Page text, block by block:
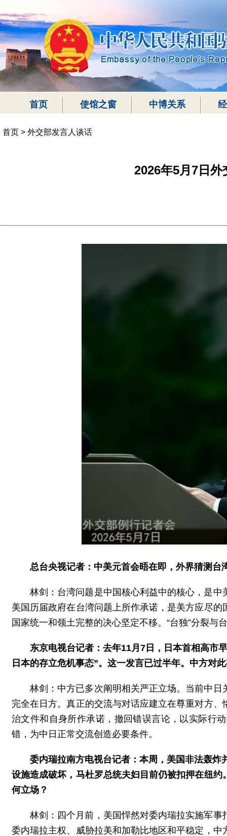
首页 使馆之窗 中博关系
首页 > 外交部发言人谈话
2026年5月7日
总台央视记者：中美元首会晤在即，外界猜测
林剑：台湾问题是中国核心利益中的核心，是
美国历届政府在台湾问题上所作承诺，是美方应尽
国家统一和领土完整的决心坚定不移。“台独”分裂与
东京电视台记者：去年11月7日，日本首相高市
日本的存立危机事态”。这一发言已过半年。中方对
林剑：中方已多次阐明相关严正立场。当前中
完全在日方。真正的交流与对话应建立在尊重对方
治文件和自身所作承诺，撤回错误言论，以实际行
错，为中日正常交流创造必要条件。
委内瑞拉南方电视台记者：本周，美国非法轰
设施造成破坏，马杜罗总统夫妇目前仍被扣押在纽
何立场？
林剑：四个月前，美国悍然对委内瑞拉实施军
委内瑞拉主权、威胁拉美和加勒比地区和平稳定，